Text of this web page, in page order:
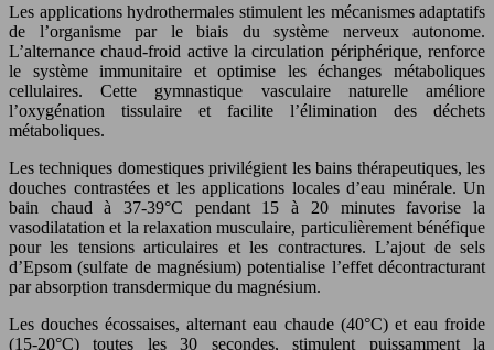
Les applications hydrothermales stimulent les mécanismes adaptatifs
de l’organisme par le biais du système nerveux autonome.
L’alternance chaud-froid active la circulation périphérique, renforce
le système immunitaire et optimise les échanges métaboliques
cellulaires. Cette gymnastique vasculaire naturelle améliore
l’oxygénation tissulaire et facilite l’élimination des déchets
métaboliques.
Les techniques domestiques privilégient les bains thérapeutiques, les
douches contrastées et les applications locales d’eau minérale. Un
bain chaud à 37-39°C pendant 15 à 20 minutes favorise la
vasodilatation et la relaxation musculaire, particulièrement bénéfique
pour les tensions articulaires et les contractures. L’ajout de sels
d’Epsom (sulfate de magnésium) potentialise l’effet décontracturant
par absorption transdermique du magnésium.
Les douches écossaises, alternant eau chaude (40°C) et eau froide
(15-20°C) toutes les 30 secondes, stimulent puissamment la